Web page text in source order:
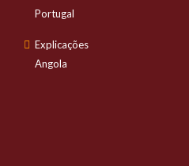
Portugal
Explicações
Angola